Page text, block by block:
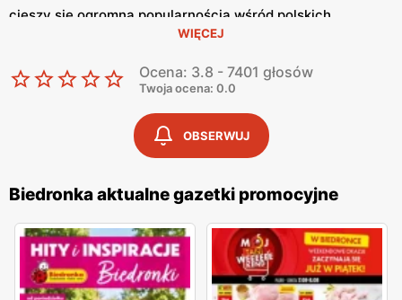
cieszy się ogromną popularnością wśród polskich
konsumentów, oferując szeroki asortyment produktów
spożywczych i przemysłowych w atrakcyjnych niskich
cenach. Klienci cenią sobie bogaty wybór, częste
promocje oraz doskonałą jakość oferowanych produktów.
Jednym z kluczowych elementów strategii marketingowej
Biedronka gazetka promocyjna
się regularnie i informuje o najnowszych ofertach.
Gazetka promocyjna Biedronka
, publikowana co tydzień,
prezentuje aktualne promocje, specjalne oferty i
sezonowe wyprzedaże, dzięki czemu klienci mogą
planować swoje zakupy i korzystać z wyjątkowych okazji
WIĘCEJ
Ocena: 3.8 - 7401 głosów
Twoja ocena: 0.0
OBSERWUJ
Biedronka aktualne gazetki promocyjne